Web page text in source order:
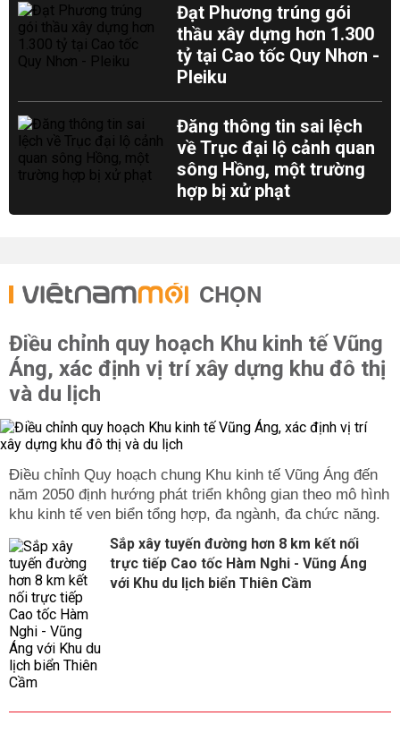
Đạt Phương trúng gói
thầu xây dựng hơn 1.300
tỷ tại Cao tốc Quy Nhơn -
Pleiku
Đăng thông tin sai lệch
về Trục đại lộ cảnh quan
sông Hồng, một trường
hợp bị xử phạt
CHỌN
Điều chỉnh quy hoạch Khu kinh tế Vũng
Áng, xác định vị trí xây dựng khu đô thị
và du lịch
Điều chỉnh Quy hoạch chung Khu kinh tế Vũng Áng đến
năm 2050 định hướng phát triển không gian theo mô hình
khu kinh tế ven biển tổng hợp, đa ngành, đa chức năng.
Sắp xây tuyến đường hơn 8 km kết nối
trực tiếp Cao tốc Hàm Nghi - Vũng Áng
với Khu du lịch biển Thiên Cầm